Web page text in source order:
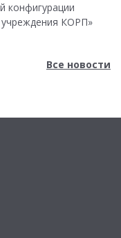
конфигурации
учреждения КОРП»
Все новости